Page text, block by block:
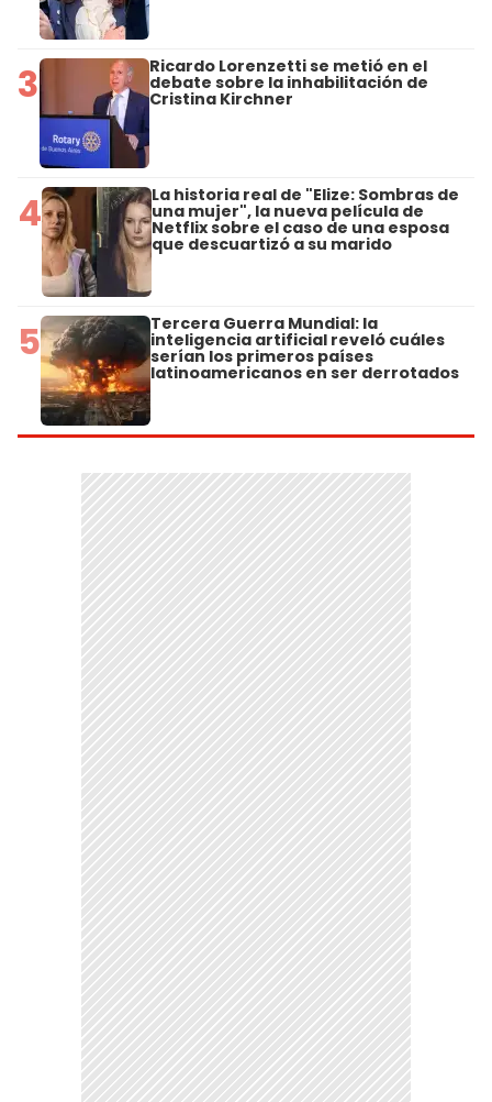
3 Ricardo Lorenzetti se metió en el
debate sobre la inhabilitación de
Cristina Kirchner
4 La historia real de "Elize: Sombras de
una mujer", la nueva película de
Netflix sobre el caso de una esposa
que descuartizó a su marido
5 Tercera Guerra Mundial: la
inteligencia artificial reveló cuáles
serían los primeros países
latinoamericanos en ser derrotados